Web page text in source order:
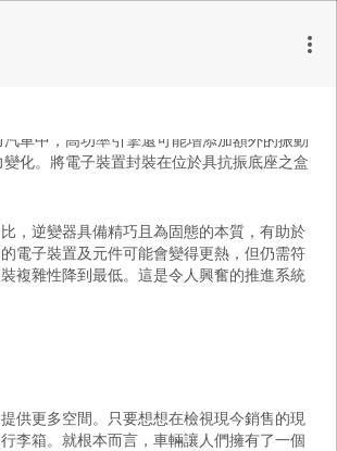
車中，高功率引擎還可能增添加額外的振動
化。將電子裝置封裝在位於具抗振底座之盒
，逆變器具備精巧且為固態的本質，有助於
電子裝置及元件可能會變得更熱，但仍需符
複雜性降到最低。這是令人興奮的推進系統
供更多空間。只要想想在檢視現今銷售的現
李箱。就根本而言，車輛讓人們擁有了一個